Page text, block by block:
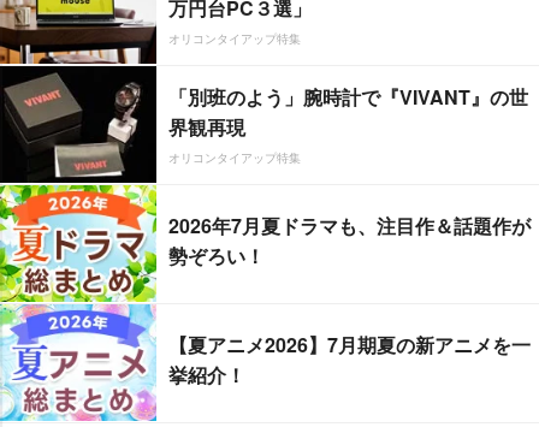
万円台PC３選」
オリコンタイアップ特集
「別班のよう」腕時計で『VIVANT』の世
界観再現
オリコンタイアップ特集
2026年7月夏ドラマも、注目作＆話題作が
勢ぞろい！
【夏アニメ2026】7月期夏の新アニメを一
挙紹介！